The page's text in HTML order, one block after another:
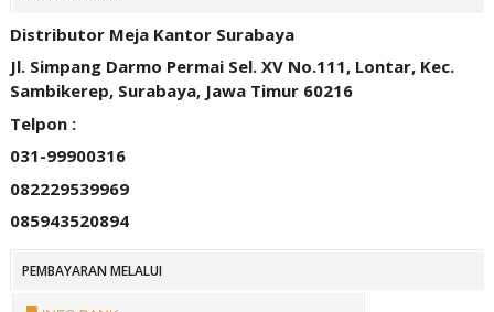
Distributor Meja Kantor Surabaya
Jl. Simpang Darmo Permai Sel. XV No.111, Lontar, Kec.
Sambikerep, Surabaya, Jawa Timur 60216
Telpon :
031-99900316
082229539969
085943520894
PEMBAYARAN MELALUI